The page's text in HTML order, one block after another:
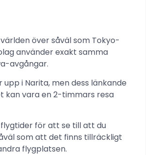
över såväl som Tokyo-
använder exakt samma
avgångar.
i Narita, men dess länkande
kan vara en 2-timmars resa
för att se till att du
som att det finns tillräckligt
flygplatsen.